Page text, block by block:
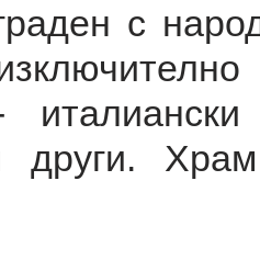
с
други.